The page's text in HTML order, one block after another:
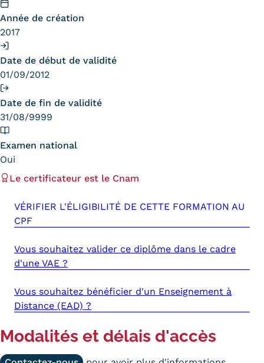
Formulaire de contact
Trouver votre formation
Catalogue national
Alternance
Enseignement à distance
l'Expérience (VAE)
Année de création
2017
Date de début de validité
01/09/2012
Date de fin de validité
31/08/9999
Examen national
Oui
Le certificateur est le Cnam
VÉRIFIER L'ÉLIGIBILITÉ DE CETTE FORMATION AU
CPF
Vous souhaitez valider ce diplôme dans le cadre
d'une VAE ?
Vous souhaitez bénéficier d'un Enseignement à
Distance (EAD) ?
Modalités et délais d'accès